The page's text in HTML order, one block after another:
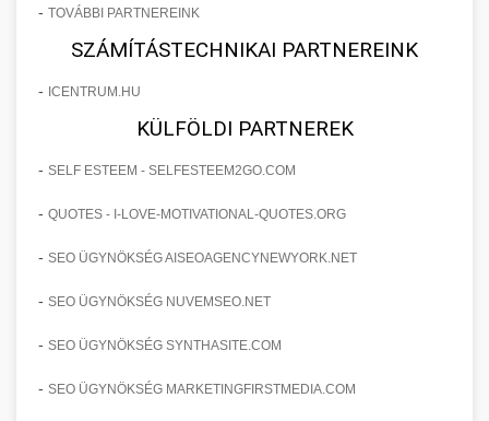
- TOVÁBBI PARTNEREINK
SZÁMÍTÁSTECHNIKAI PARTNEREINK
- ICENTRUM.HU
KÜLFÖLDI PARTNEREK
- SELF ESTEEM - SELFESTEEM2GO.COM
- QUOTES - I-LOVE-MOTIVATIONAL-QUOTES.ORG
- SEO ÜGYNÖKSÉG AISEOAGENCYNEWYORK.NET
- SEO ÜGYNÖKSÉG NUVEMSEO.NET
- SEO ÜGYNÖKSÉG SYNTHASITE.COM
- SEO ÜGYNÖKSÉG MARKETINGFIRSTMEDIA.COM